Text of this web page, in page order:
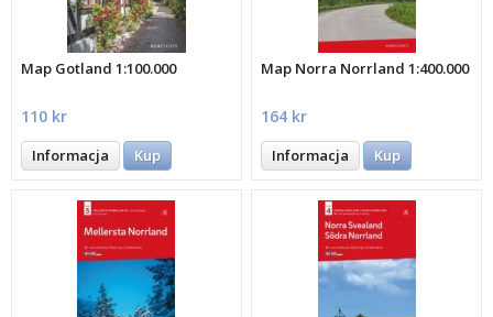
Map Gotland 1:100.000
110 kr
Informacja Kup
Map Norra Norrland 1:400.000
164 kr
Informacja Kup